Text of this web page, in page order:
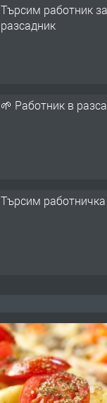
Търсим работник
разсадник
🌱 Работник в
Търсим работничка
Работа за общи